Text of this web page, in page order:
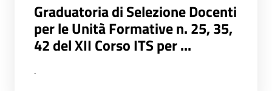
Graduatoria di Selezione Docenti
per le Unità Formative n. 25, 35,
42 del XII Corso ITS per ...
.